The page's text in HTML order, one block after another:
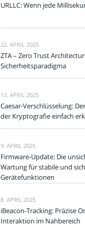
URLLC: Wenn jede
22. APRIL 2025
ZTA – Zero Trust
Sicherheitsparadigma
13. APRIL 2025
Caesar-Verschlüsselung:
der Kryptografie einfach
9. APRIL 2025
Firmware-Update: Die
Wartung für stabile und
Gerätefunktionen
8. APRIL 2025
iBeacon-Tracking: Präzise
Interaktion im Nahbereich